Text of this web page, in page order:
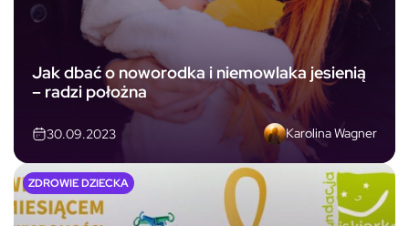
Jak dbać o noworodka i niemowlaka jesienią
– radzi położna
30.09.2023 Karolina Wagner
ZDROWIE DZIECKA